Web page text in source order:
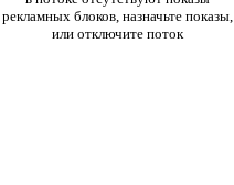
рекламных блоков, назначьте показы,
или отключите поток